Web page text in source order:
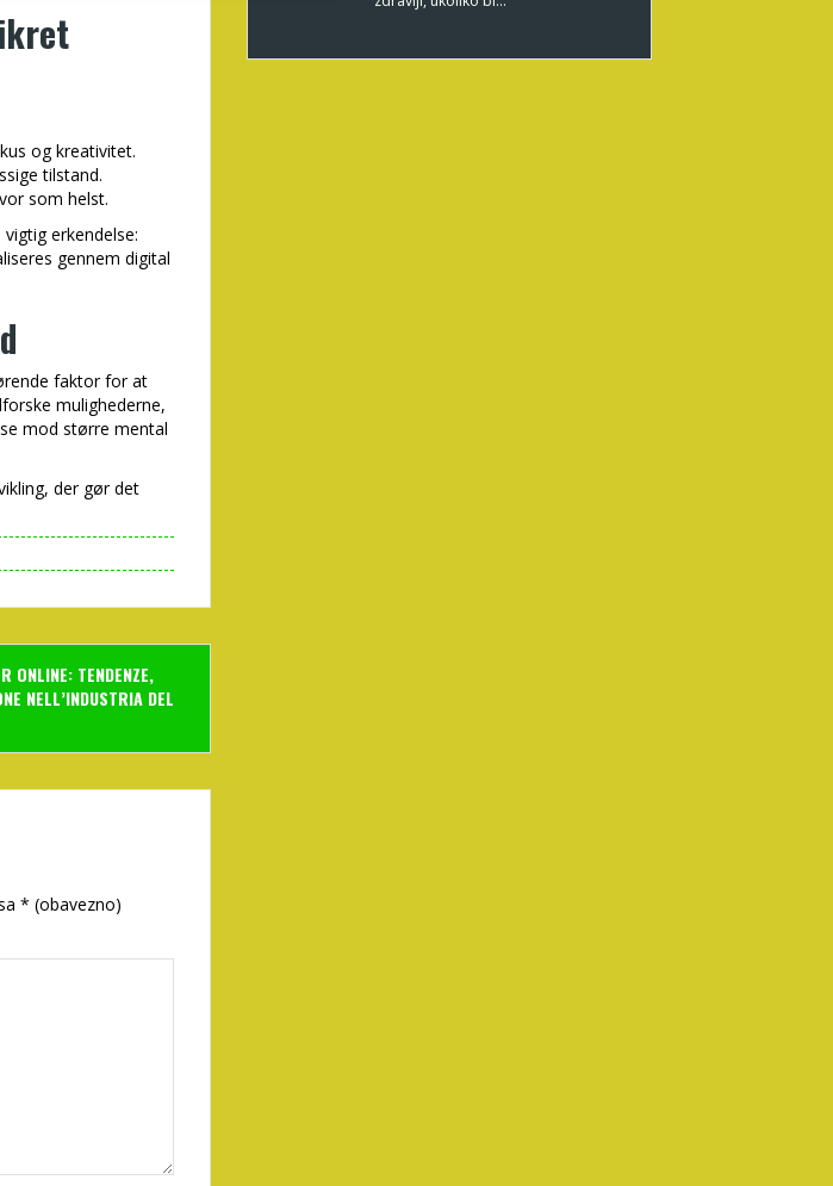
og kreativitet.
tilstand.
som helst.
erkendelse:
gennem digital
faktor for at
mulighederne,
mod større mental
der gør det
ONLINE: TENDENZE,
NELL’INDUSTRIA DEL
* (obavezno)